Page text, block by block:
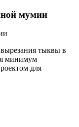
мумии
тыквы в
минимум
для